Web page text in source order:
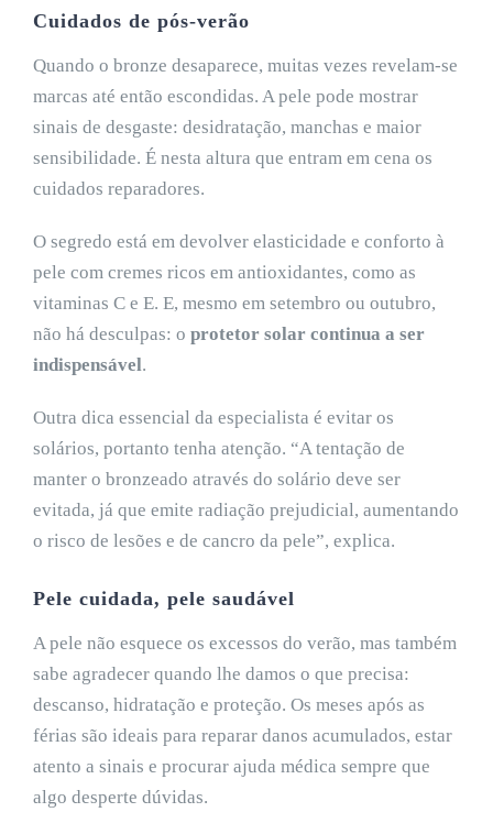
Cuidados de pós-verão
Quando o bronze desaparece, muitas vezes revelam-se
marcas até então escondidas. A pele pode mostrar
sinais de desgaste: desidratação, manchas e maior
sensibilidade. É nesta altura que entram em cena os
cuidados reparadores.
O segredo está em devolver elasticidade e conforto à
pele com cremes ricos em antioxidantes, como as
vitaminas C e E. E, mesmo em setembro ou outubro,
não há desculpas: o protetor solar continua a ser
indispensável.
Outra dica essencial da especialista é evitar os
solários, portanto tenha atenção. “A tentação de
manter o bronzeado através do solário deve ser
evitada, já que emite radiação prejudicial, aumentando
o risco de lesões e de cancro da pele”, explica.
Pele cuidada, pele saudável
A pele não esquece os excessos do verão, mas também
sabe agradecer quando lhe damos o que precisa:
descanso, hidratação e proteção. Os meses após as
férias são ideais para reparar danos acumulados, estar
atento a sinais e procurar ajuda médica sempre que
algo desperte dúvidas.